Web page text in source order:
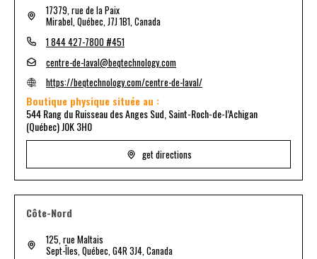
17379, rue de la Paix
Mirabel, Québec, J7J 1B1, Canada
1 844 427-7800 #451
centre-de-laval@beqtechnology.com
https://beqtechnology.com/centre-de-laval/
Boutique physique située au :
544 Rang du Ruisseau des Anges Sud, Saint-Roch-de-l’Achigan
(Québec) J0K 3H0
get directions
Côte-Nord
125, rue Maltais
Sept-Îles, Québec, G4R 3J4, Canada